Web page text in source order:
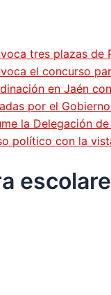
tres plazas de
el concurso
en Jaén
por el
la Delegación
político con la